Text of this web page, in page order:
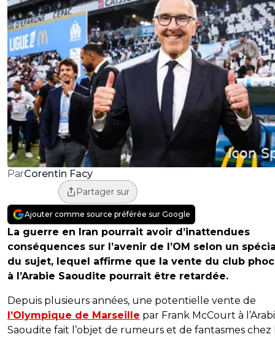
ParCorentin Facy
Partager sur
Ajouter comme source préférée sur Google
La guerre en Iran pourrait avoir d’inattendues
conséquences sur l’avenir de l’OM selon un
du sujet, lequel affirme que la vente du club
à l’Arabie Saoudite pourrait être retardée.
Depuis plusieurs années, une potentielle vente de
l’Olympique de Marseille par Frank McCourt à
Saoudite fait l’objet de rumeurs et de fantasmes chez